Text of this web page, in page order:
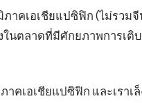
าคเอเชียแปซิฟิก (ไม่รวมจี
นตลาดที่มีศักยภาพการเติ
คเอเชียแปซิฟิก และเราเล็